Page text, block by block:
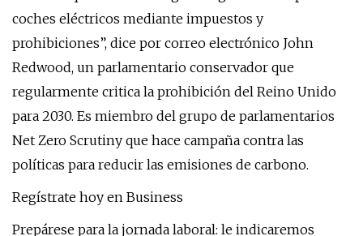
coches eléctricos mediante impuestos y
prohibiciones”, dice por correo electrónico John
Redwood, un parlamentario conservador que
regularmente critica la prohibición del Reino Unido
para 2030. Es miembro del grupo de parlamentarios
Net Zero Scrutiny que hace campaña contra las
políticas para reducir las emisiones de carbono.
Regístrate hoy en Business
Prepárese para la jornada laboral: le indicaremos